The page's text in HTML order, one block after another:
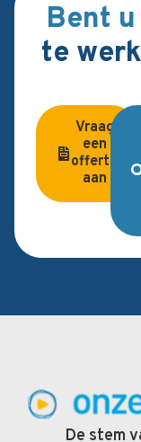
Bent
te
Vraag
een
offerte
aan
De stem